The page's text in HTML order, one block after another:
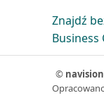
informacji
(raport)
Opłaty za
(raport)
Znajdź
©